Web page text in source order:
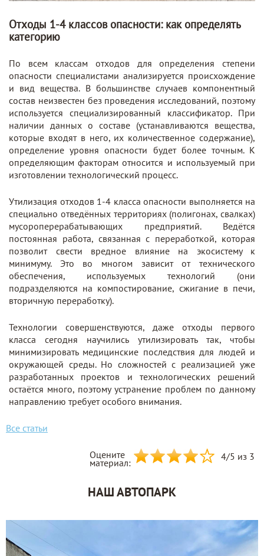
Отходы 1-4 классов опасности: как определять
категорию
По всем классам отходов для определения степени
опасности специалистами анализируется происхождение
и вид вещества. В большинстве случаев компонентный
состав неизвестен без проведения исследований, поэтому
используется специализированный классификатор. При
наличии данных о составе (устанавливаются вещества,
которые входят в него, их количественное содержание),
определение уровня опасности будет более точным. К
определяющим факторам относится и используемый при
изготовлении технологический процесс.
Утилизация отходов 1-4 класса опасности выполняется на
специально отведённых территориях (полигонах, свалках)
мусороперерабатывающих предприятий. Ведётся
постоянная работа, связанная с переработкой, которая
позволит свести вредное влияние на экосистему к
минимуму. Это во многом зависит от технического
обеспечения, используемых технологий (они
подразделяются на компостирование, сжигание в печи,
вторичную переработку).
Технологии совершенствуются, даже отходы первого
класса сегодня научились утилизировать так, чтобы
минимизировать медицинские последствия для людей и
окружающей среды. Но сложностей с реализацией уже
разработанных проектов и технологических решений
остаётся много, поэтому устранение проблем по данному
направлению требует особого внимания.
Все статьи
Оцените
материал:
4/5 из 3
НАШ АВТОПАРК